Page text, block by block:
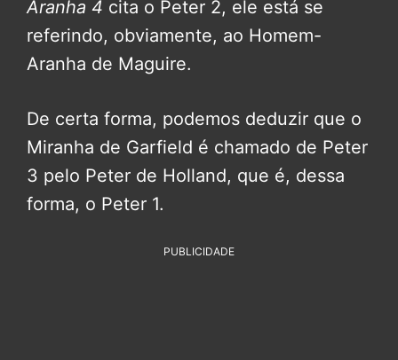
Aranha 4 cita o Peter 2, ele está se
referindo, obviamente, ao Homem-
Aranha de Maguire.
De certa forma, podemos deduzir que o
Miranha de Garfield é chamado de Peter
3 pelo Peter de Holland, que é, dessa
forma, o Peter 1.
PUBLICIDADE